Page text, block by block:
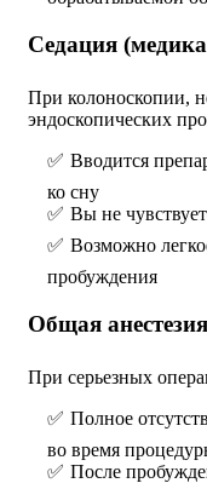
Седация
При колоноскопии,
эндоскопических
Вводится
ко сну
Вы не
Возможно
пробуждения
Общая анестезия
При серьезных
Полное
во время
После